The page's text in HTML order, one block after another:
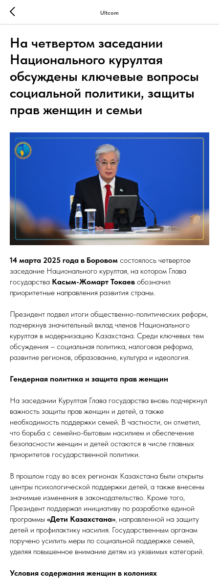
Ultcom
На четвертом заседании
Национального курултая
обсуждены ключевые вопросы
социальной политики, защиты
прав женщин и семьи
14 марта 2025 года в Боровом состоялось четвертое
заседание Национального курултая, на котором Глава
государства Касым-Жомарт Токаев обозначил
приоритетные направления развития страны.
Президент подвел итоги общественно-политических реформ,
подчеркнув значительный вклад членов Национального
курултая в модернизацию Казахстана. Среди ключевых тем
обсуждения – социальная политика, налоговая реформа,
развитие регионов, образование, культура и идеология.
Гендерная политика и защита прав женщин
На заседании Курултая Глава государства вновь подчеркнул
важность защиты прав женщин и детей, а также
необходимость поддержки семей. В частности, он отметил,
что борьба с семейно-бытовым насилием и обеспечение
безопасности женщин и детей остаются в числе главных
приоритетов государственной политики.
В прошлом году во всех регионах Казахстана были открыты
центры психологической поддержки детей, а также внесены
значимые изменения в законодательство. Кроме того,
Президент поддержал инициативу по разработке единой
программы «Дети Казахстана» , направленной на защиту
детей и профилактику насилия. Государственным органам
поручено усилить меры по социальной поддержке семей,
уделяя повышенное внимание детям из уязвимых категорий.
Условия содержания женщин в колониях